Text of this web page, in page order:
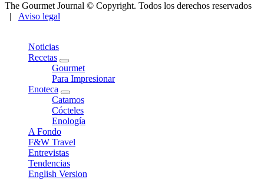
The Gourmet Journal © Copyright. Todos los derechos reservados
| Aviso legal
Noticias
Recetas
expand
child
menu
Gourmet
Para Impresionar
Enoteca
expand
child
menu
Catamos
Cócteles
Enología
A Fondo
F&W Travel
Entrevistas
Tendencias
English Version